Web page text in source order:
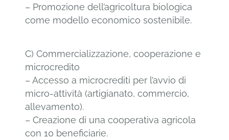
– Promozione dell’agricoltura biologica
come modello economico sostenibile.
C) Commercializzazione, cooperazione e
microcredito
– Accesso a microcrediti per l’avvio di
micro-attività (artigianato, commercio,
allevamento).
– Creazione di una cooperativa agricola
con 10 beneficiarie.